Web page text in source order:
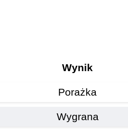
Wynik
Porażka
Wygrana